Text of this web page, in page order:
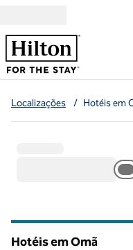
Localizações / Hotéis em
Hotéis em Omã